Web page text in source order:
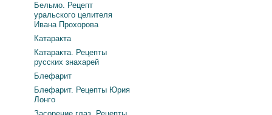
Бельмо. Рецепт
уральского целителя
Ивана Прохорова
Катаракта
Катаракта. Рецепты
русских знахарей
Блефарит
Блефарит. Рецепты Юрия
Лонго